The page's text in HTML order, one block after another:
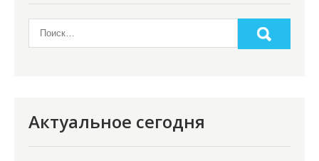
Актуальное сегодня